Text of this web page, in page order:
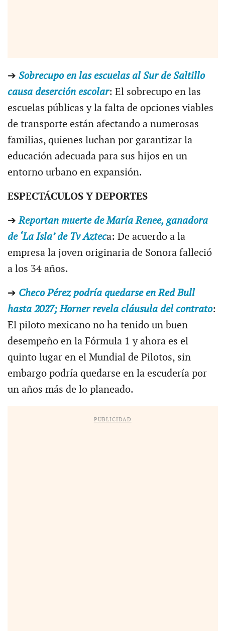
➔ Sobrecupo en las escuelas al Sur de Saltillo
causa deserción escolar: El sobrecupo en las
escuelas públicas y la falta de opciones viables
de transporte están afectando a numerosas
familias, quienes luchan por garantizar la
educación adecuada para sus hijos en un
entorno urbano en expansión.
ESPECTÁCULOS Y DEPORTES
➔Reportan muerte de María Renee, ganadora
de ‘La Isla’ de Tv Azteca: De acuerdo a la
empresa la joven originaria de Sonora falleció
a los 34 años.
➔ Checo Pérez podría quedarse en Red Bull
hasta 2027; Horner revela cláusula del contrato:
El piloto mexicano no ha tenido un buen
desempeño en la Fórmula 1 y ahora es el
quinto lugar en el Mundial de Pilotos, sin
embargo podría quedarse en la escudería por
un años más de lo planeado.
PUBLICIDAD